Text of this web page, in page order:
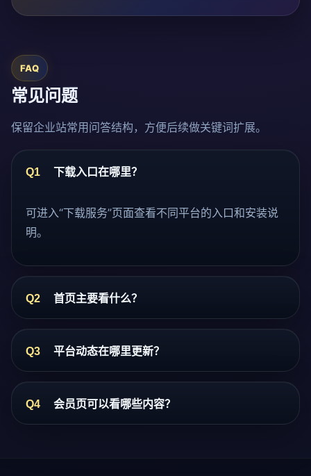
FAQ
常见问题
保留企业站常用问答结构，方便后续做关键词扩展。
Q1 下载入口在哪里？
可进入“下载服务”页面查看不同平台的入口和安装说
明。
Q2 首页主要看什么？
Q3 平台动态在哪里更新？
Q4 会员页可以看哪些内容？